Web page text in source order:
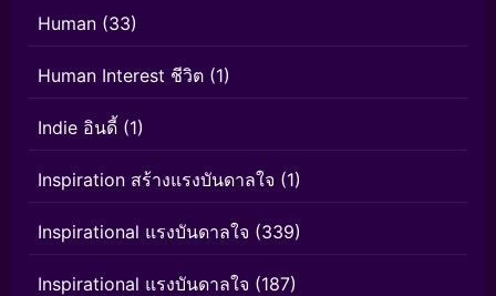
Human (33)
Human Interest ชีวิต (1)
Indie อินดี้ (1)
Inspiration สร้างแรงบันดาลใจ (1)
Inspirational แรงบันดาลใจ (339)
Inspirational แรงบันดาลใจ (187)